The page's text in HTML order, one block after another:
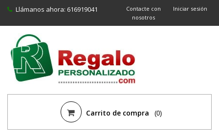
Iniciar sesión
Contacte con
nosotros
Llámanos ahora: 616919041
Carrito de compra (0)